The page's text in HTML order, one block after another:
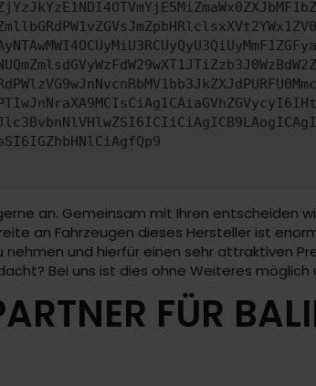
an. Gemeinsam mit Ihren entscheiden
an Fahrzeugen dieses Hersteller ist
und hierfür einen sehr attraktiven
Bei uns ist dies ohne Weiteres
FÜR